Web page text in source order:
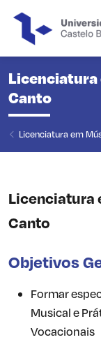
Licenciatura
Canto
Licenciatura em
Licenciatura
Canto
Objetivos
Formar
Musical e
Vocacionais